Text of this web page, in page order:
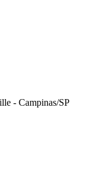
- Campinas/SP